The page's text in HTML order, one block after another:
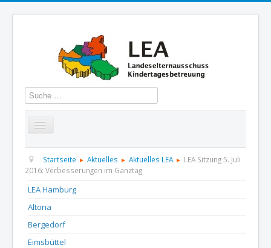
Suchen
Startseite Über uns Aktuelles Termine
Informationen
Kontakt
Startseite Aktuelles Aktuelles LEA
LEA Sitzung 5. Juli
2016: Verbesserungen im Ganztag
LEA Hamburg
Altona
Bergedorf
Eimsbüttel